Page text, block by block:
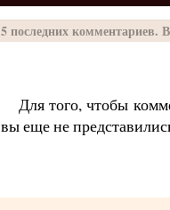
5 последних комментариев.
Для того, чтобы
вы еще не